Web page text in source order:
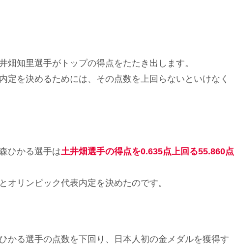
畑知里選手がトップの得点をたたき出します。
定を決めるためには、その点数を上回らないといけなく
ひかる選手は土井畑選手の得点を0.635点上回る55.860点
オリンピック代表内定を決めたのです。
かる選手の点数を下回り、日本人初の金メダルを獲得す